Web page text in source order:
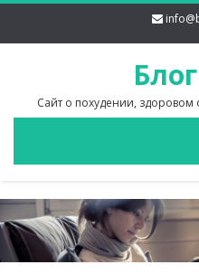
Сайт о похудении,